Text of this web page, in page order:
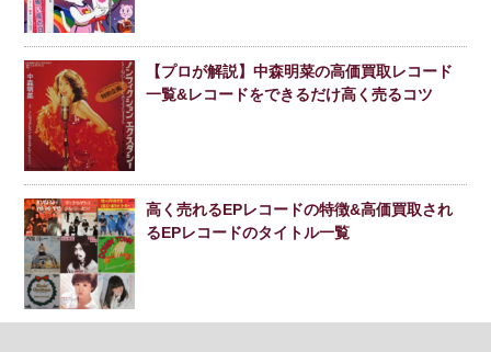
【プロが解説】中森明菜の高価買取レコード
一覧&レコードをできるだけ高く売るコツ
高く売れるEPレコードの特徴&高価買取され
るEPレコードのタイトル一覧